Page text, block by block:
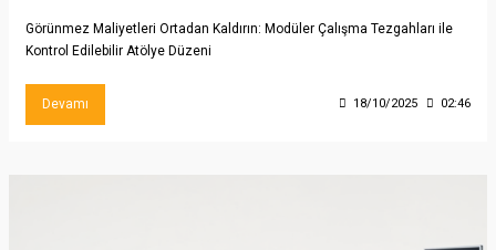
Görünmez Maliyetleri Ortadan Kaldırın: Modüler Çalışma Tezgahları ile
Kontrol Edilebilir Atölye Düzeni
Devamı 18/10/2025 02:46